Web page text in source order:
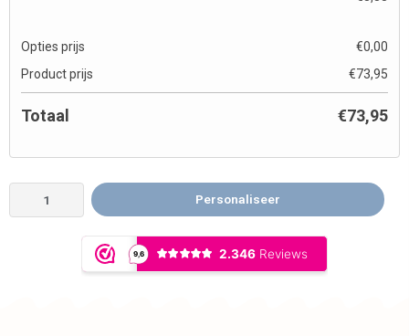
Opties prijs €0,00
Product prijs
€73,95
Totaal €73,95
Personaliseer